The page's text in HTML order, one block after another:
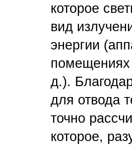
которое
вид
энергии
помещениях
д.).
для отвода
точно
которое,